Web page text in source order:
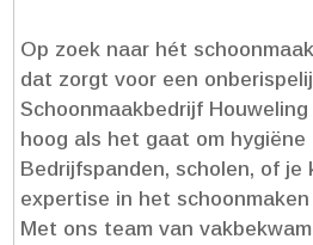
Op zoek naar hét
dat zorgt voor een
Schoonmaakbedrijf
hoog als het gaat om hygiëne
Bedrijfspanden, scholen, of je
expertise in het
Met ons team van